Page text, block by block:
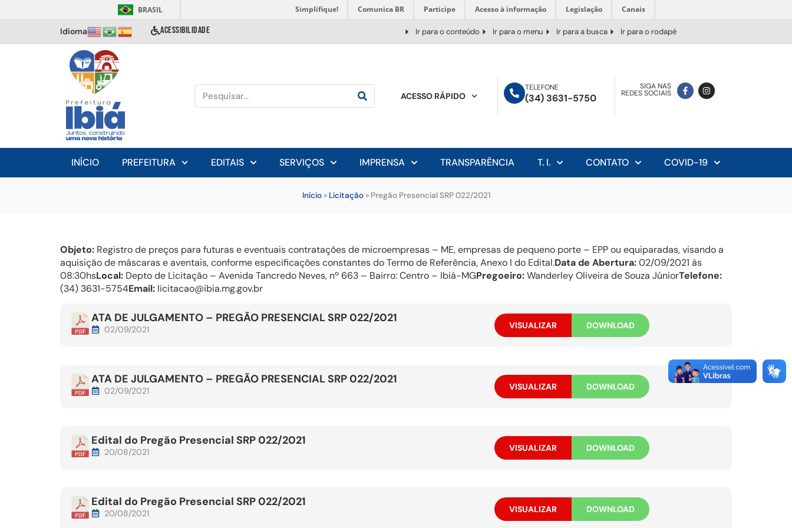
BRASIL Simplifique! Comunica BR Participe Acesso à informação Legislação Canais
Idioma ACESSIBILIDADE Ir para o conteúdo Ir para o menu Ir para a busca Ir para o rodapé
ACESSO RÁPIDO
TELEFONE
(34) 3631-5750
SIGA NAS
REDES SOCIAIS
INÍCIO PREFEITURA EDITAIS SERVIÇOS IMPRENSA TRANSPARÊNCIA T. I. CONTATO COVID-19
Início» Licitação» Pregão Presencial SRP 022/2021
Objeto: Registro de preços para futuras e eventuais contratações de microempresas – ME, empresas de pequeno porte – EPP ou equiparadas, visando a
aquisição de máscaras e aventais, conforme especificações constantes do Termo de Referência, Anexo I do Edital.Data de Abertura:02/09/2021 às
08:30hsLocal: Depto de Licitação – Avenida Tancredo Neves, nº 663 – Bairro: Centro – Ibiá-MGPregoeiro:Wanderley Oliveira de Souza JúniorTelefone:
(34) 3631-5754Email: licitacao@ibia.mg.gov.br
ATA DE JULGAMENTO – PREGÃO PRESENCIAL SRP 022/2021
02/09/2021 VISUALIZAR DOWNLOAD
ATA DE JULGAMENTO – PREGÃO PRESENCIAL SRP 022/2021
02/09/2021 VISUALIZAR DOWNLOAD
Edital do Pregão Presencial SRP 022/2021
20/08/2021 VISUALIZAR DOWNLOAD
Edital do Pregão Presencial SRP 022/2021
20/08/2021 VISUALIZAR DOWNLOAD